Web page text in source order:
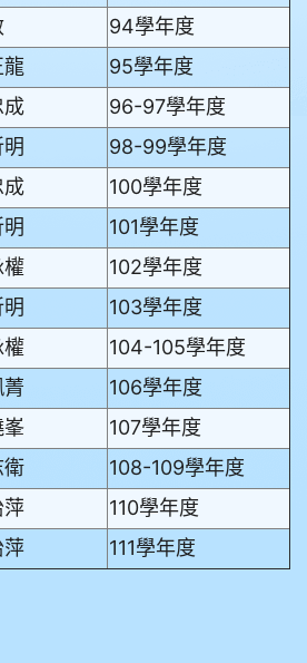
94學年度
龍
95學年度
成
96-97學年度
98-99學年度
成
100學年度
101學年度
權
102學年度
103學年度
權
104-105學年度
菁
106學年度
峯
107學年度
衛
108-109學年度
萍
110學年度
萍 111學年度